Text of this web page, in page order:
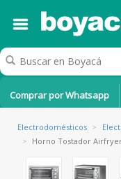
Comprar por Whatsapp
Electrodomésticos >
> Horno Tostador Airfryer